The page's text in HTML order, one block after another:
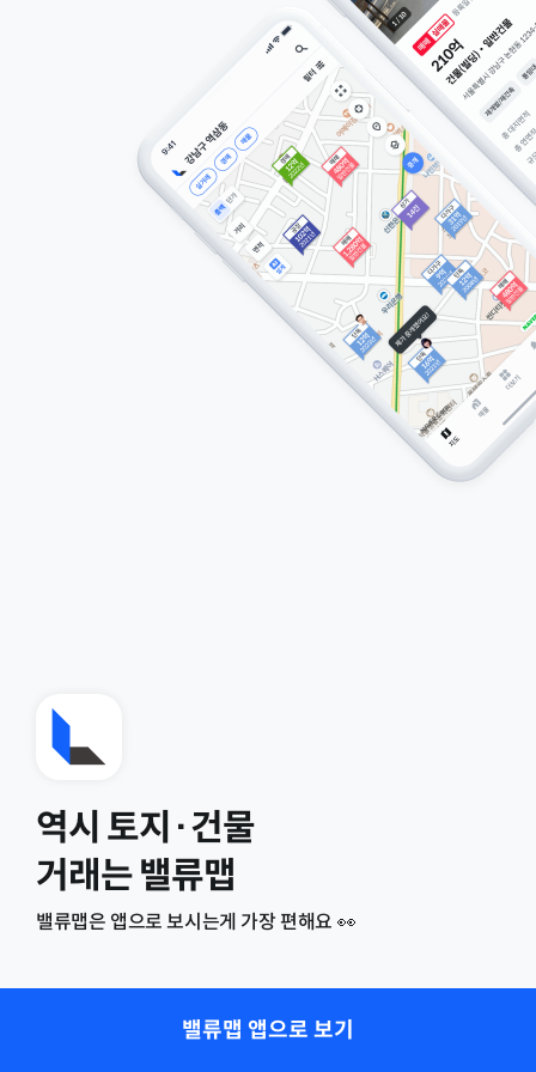
역시 토지·건물
거래는 밸류맵
밸류맵은 앱으로 보시는게 가장 편해요 👀
밸류맵 앱으로 보기